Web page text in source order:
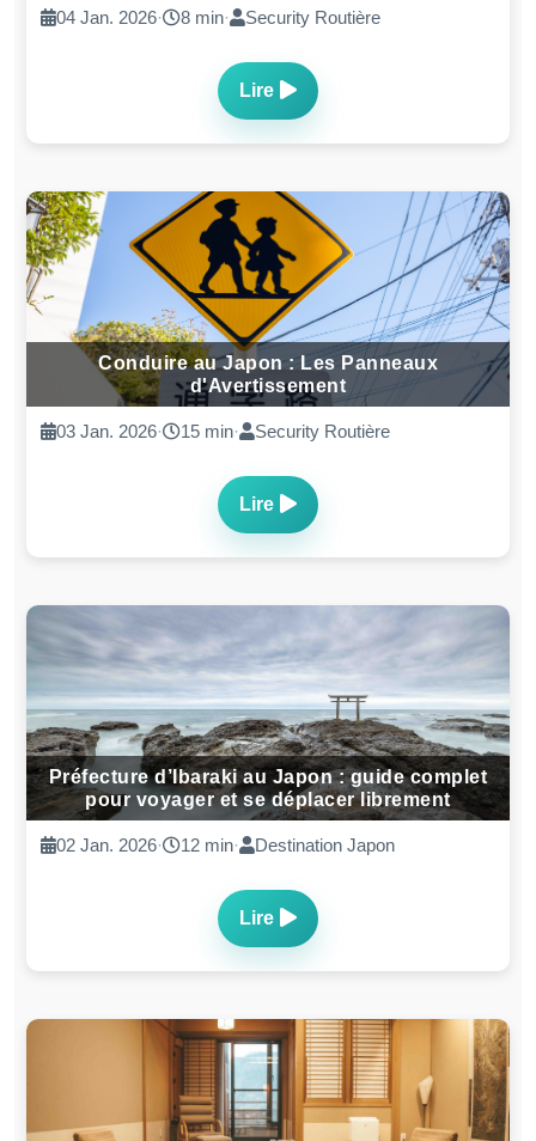
04 Jan. 2026· 8 min· Security Routière
Lire
Conduire au Japon : Les Panneaux
d'Avertissement
03 Jan. 2026· 15 min· Security Routière
Lire
Préfecture d’Ibaraki au Japon : guide complet
pour voyager et se déplacer librement
02 Jan. 2026· 12 min· Destination Japon
Lire